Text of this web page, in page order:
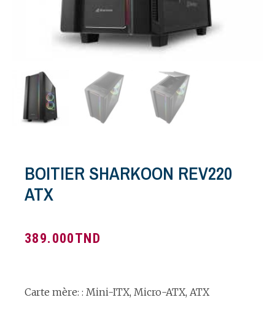
BOITIER SHARKOON REV220
ATX
389.000TND
Carte mère: : Mini-ITX, Micro-ATX, ATX